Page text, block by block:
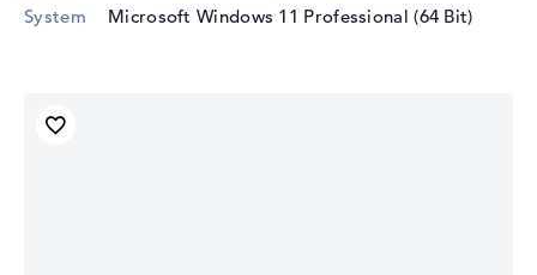
System
Microsoft Windows 11 Professional (64 Bit)